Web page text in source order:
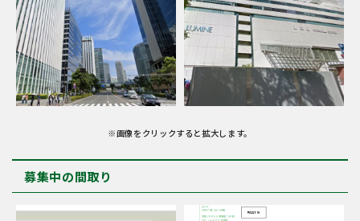
※画像をクリックすると拡大します。
募集中の間取り